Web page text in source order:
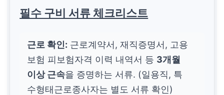
필수 구비 서류 체크리스트
근로 확인: 근로계약서, 재직증명서, 고용
보험 피보험자격 이력 내역서 등 3개월
이상 근속을 증명하는 서류. (일용직, 특
수형태근로종사자는 별도 서류 확인)